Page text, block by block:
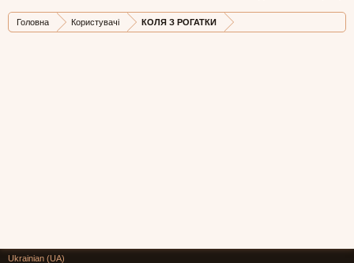
Головна Користувачі КОЛЯ З РОГАТКИ
Ukrainian (UA)